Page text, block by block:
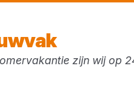
zijn wij op